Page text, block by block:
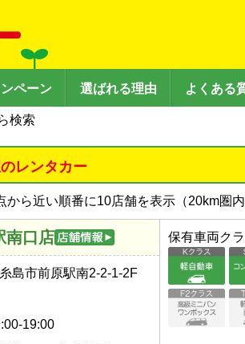
ペーン 選ばれる理由 よくある
検索
レンタカー
から近い順番に10店舗を表示（20km圏
南口店
島市前原駅南2-2-1-2F
19:00
保有車両ク